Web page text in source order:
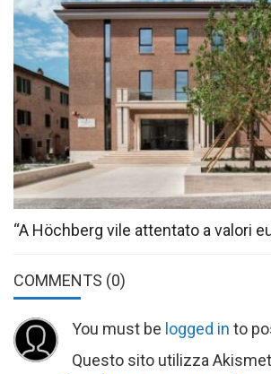
“A Höchberg vile attentato a valori
COMMENTS (0)
You must be logged in to
Questo sito utilizza